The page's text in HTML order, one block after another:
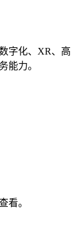
字化、XR、高
能力。
看。